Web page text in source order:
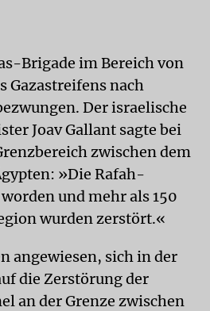
Brigade im Bereich von
Gazastreifens nach
Der israelische
Joav Gallant sagte bei
zwischen dem
»Die Rafah-
und mehr als 150
wurden zerstört.«
angewiesen, sich in der
die Zerstörung der
an der Grenze zwischen